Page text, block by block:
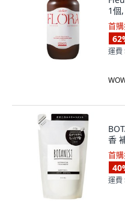
1個
首
62
運費
香
首
40
運費